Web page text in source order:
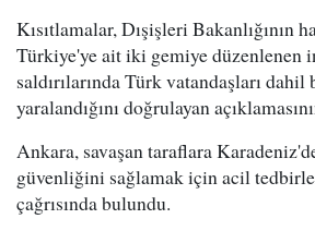
Kısıtlamalar, Dışişleri Bakanlığının
Türkiye'ye ait iki gemiye düzenlenen
saldırılarında Türk vatandaşları dahil
yaralandığını doğrulayan
Ankara, savaşan taraflara
güvenliğini sağlamak için acil
çağrısında bulundu.